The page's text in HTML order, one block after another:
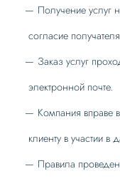
Получение услуг
согласие
Заказ услуг
электронной почте.
Компания вправе
клиенту в участии в
Правила